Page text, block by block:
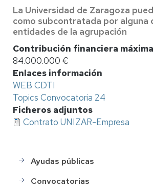
La Universidad de Zaragoza
como subcontratada por alguna
entidades de la agrupación
Contribución financiera máxima
84.000.000 €
Enlaces información
WEB CDTI
Topics Convocatoria 24
Ficheros adjuntos
Contrato UNIZAR-Empresa
menu_financiacion
Ayudas públicas
Convocatorias